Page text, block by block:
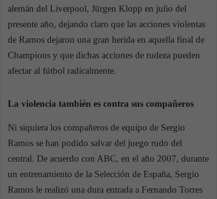
alemán del Liverpool, Jürgen Klopp en julio del
presente año, dejando claro que las acciones violentas
de Ramos dejaron una gran herida en aquella final de
Champions y que dichas acciones de rudeza pueden
afectar al fútbol radicalmente.
La violencia también es contra sus compañeros
Ni siquiera los compañeros de equipo de Sergio
Ramos se han podido salvar del juego rudo del
central. De acuerdo con ABC, en el año 2007, durante
un entrenamiento de la Selección de España, Sergio
Ramos le realizó una dura entrada a Fernando Torres